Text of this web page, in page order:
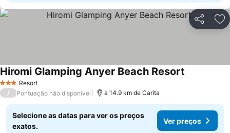
Partilhar
3 EstrelasResort
Hiromi Glamping Anyer Beach Resort
/ Pontuação não disponível a 14.9 km de Carita
Selecione as datas para ver os preços
exatos.
Ver preços